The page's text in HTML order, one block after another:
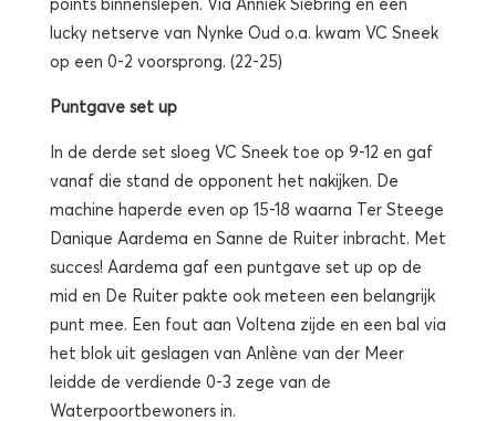
lucky netserve van Nynke Oud o.a. kwam VC Sneek
op een 0-2 voorsprong. (22-25)
Puntgave set up
In de derde set sloeg VC Sneek toe op 9-12 en gaf
vanaf die stand de opponent het nakijken. De
machine haperde even op 15-18 waarna Ter Steege
Danique Aardema en Sanne de Ruiter inbracht. Met
succes! Aardema gaf een puntgave set up op de
mid en De Ruiter pakte ook meteen een belangrijk
punt mee. Een fout aan Voltena zijde en een bal via
het blok uit geslagen van Anlène van der Meer
leidde de verdiende 0-3 zege van de
Waterpoortbewoners in.